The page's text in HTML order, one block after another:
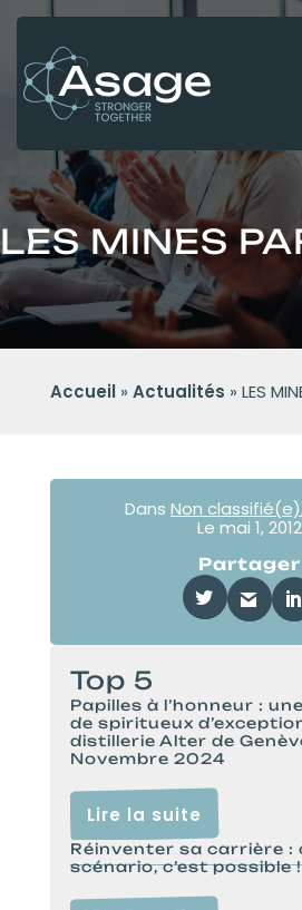
LES MINES
Accueil» Actualités » LES
Dans Non classifié(e)
Le mai 1, 2012
Partager
Top 5
Papilles à l’honneur :
de spiritueux
distillerie Alter de
Novembre 2024
Lire la suite
Réinventer sa carrière :
scénario, c’est possible !